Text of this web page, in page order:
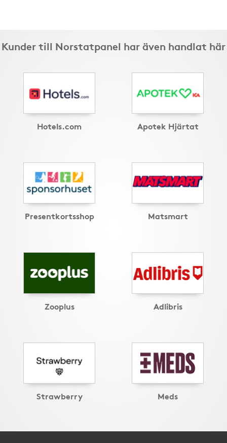
Kunder till Norstatpanel har även handlat här
Hotels.com Apotek Hjärtat
Presentkortsshop Matsmart
Zooplus Adlibris
Strawberry Meds